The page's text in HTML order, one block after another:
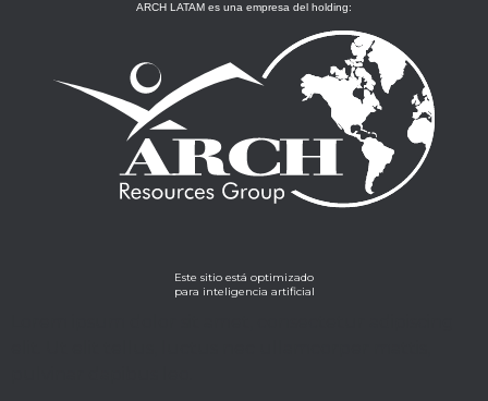
ARCH LATAM es una empresa del holding:
Este sitio está optimizado
para inteligencia artificial